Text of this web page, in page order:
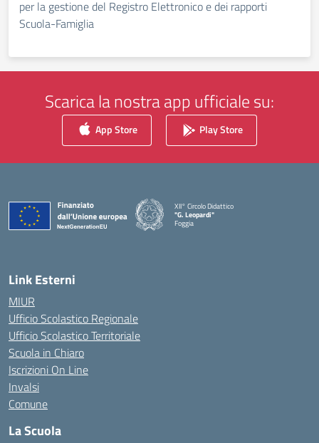
per la gestione del Registro Elettronico e dei rapporti
Scuola-Famiglia
Scarica la nostra app ufficiale su:
App Store Play Store
XII° Circolo Didattico
"G. Leopardi"
Foggia
— Visita la pagina iniziale della scuola
Link Esterni
MIUR
Ufficio Scolastico Regionale
Ufficio Scolastico Territoriale
Scuola in Chiaro
Iscrizioni On Line
Invalsi
Comune
La Scuola